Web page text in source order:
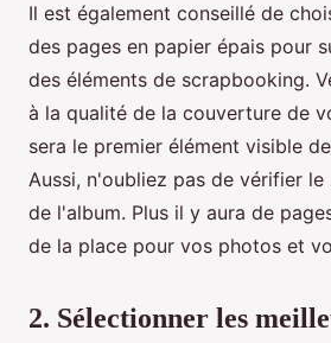
Il est également conseillé de
des pages en papier épais pour
des éléments de scrapbooking.
à la qualité de la couverture de
sera le premier élément visible
Aussi, n'oubliez pas de vérifier
de l'album. Plus il y aura de
de la place pour vos photos et
2. Sélectionner les